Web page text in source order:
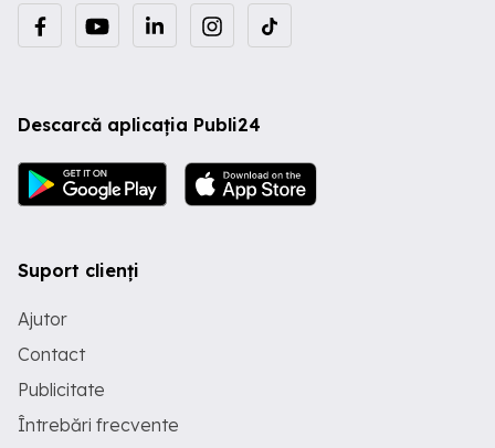
Descarcă aplicația Publi24
Suport clienți
Ajutor
Contact
Publicitate
Întrebări frecvente